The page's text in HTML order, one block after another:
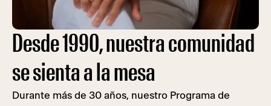
Desde 1990, nuestra comunidad
se sienta a la mesa
Durante más de 30 años, nuestro Programa de